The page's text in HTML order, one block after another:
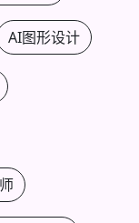
AI图形设计